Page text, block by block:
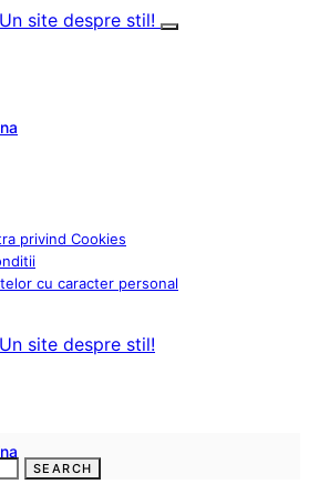
privind Cookies
cu caracter personal
SEARCH